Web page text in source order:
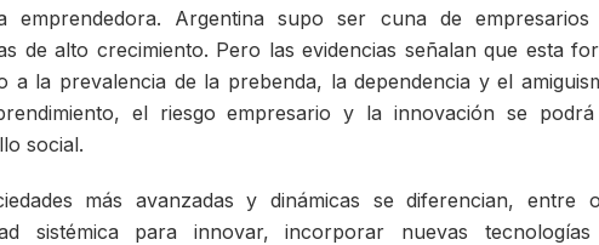
emprendedora. Argentina supo ser cuna de
de alto crecimiento. Pero las evidencias señalan que esta
a la prevalencia de la prebenda, la dependencia y el
el riesgo empresario y la innovación se
social.
más avanzadas y dinámicas se diferencian,
sistémica para innovar, incorporar nuevas